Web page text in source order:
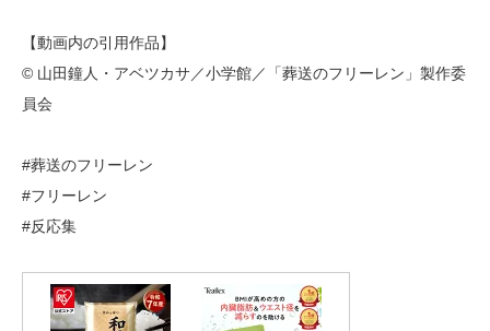
【動画内の引用作品】
© 山田鐘人・アベツカサ／小学館／「葬送のフリーレン」製作委
員会
#葬送のフリーレン
#フリーレン
#反応集